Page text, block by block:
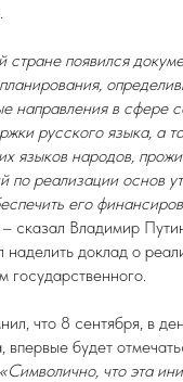
стране появился
направления в сфере
русского языка, а
языков народов,
по реализации основ
его
– сказал Владимир
доклад о
государственного.
что 8 сентября, в
впервые будет
«Символично, что эта